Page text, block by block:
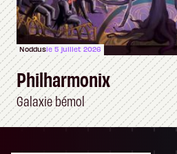
Noddusle 5 juillet 2026
Philharmonix
Galaxie bémol